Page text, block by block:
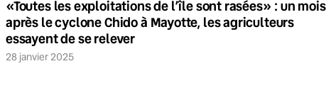
«Toutes les exploitations de l’île sont rasées» : un mois
après le cyclone Chido à Mayotte, les agriculteurs
essayent de se relever
28 janvier 2025